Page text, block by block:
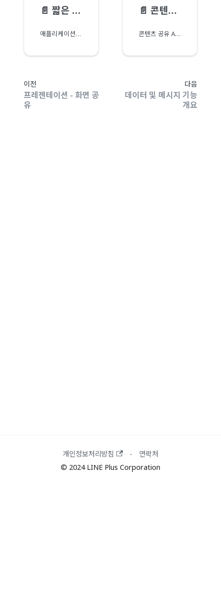
📄️ 짧은 데이터
애플리케이션은 통화 중에 제한된 크기의 데이터를 보낼 수 있습니다.
📄️ 콘텐츠 공유
콘텐츠 공유 API는 시간 흐름에 따라 달라지는 데이터를 피어와 공유하게 해 줍니다.
이전
프레젠테이션 - 화면 공
유
다음
데이터 및 메시지 기능
개요
개인정보처리방침 ·
연락처
© 2024 LINE Plus Corporation